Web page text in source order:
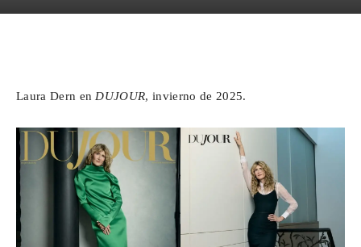
Laura Dern en DUJOUR, invierno de 2025.